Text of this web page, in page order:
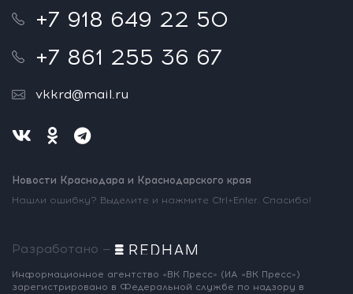
+7 918 649 22 50
+7 861 255 36 67
vkkrd@mail.ru
Новости Краснодара и Краснодарского края
Нашли ошибку? Выделите и нажмите Ctrl+Enter. Спасибо!
Разработано —
Информационное агентство «ВК Пресс» (ИА «ВК Пресс»)
зарегистрировано в Федеральной службе по надзору в